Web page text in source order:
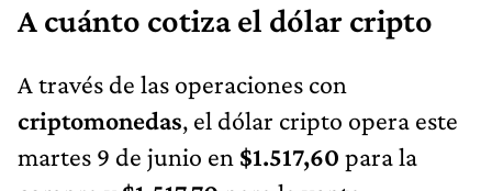
A cuánto cotiza el dólar cripto
A través de las operaciones con
criptomonedas, el dólar cripto opera este
martes 9 de junio en $1.517,60 para la